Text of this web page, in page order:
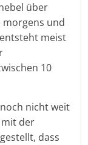
über
morgens und
meist
10
nicht weit
der
dass